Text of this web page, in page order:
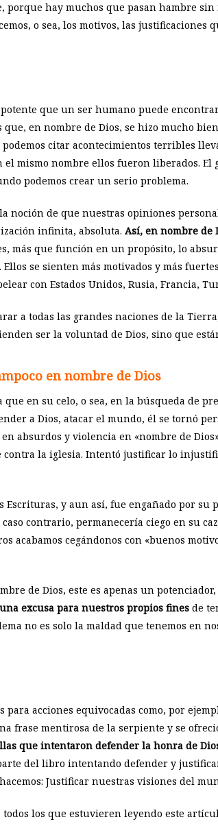
hay muchos que pasan hambre
o sea, los motivos, las justificaciones
que un ser humano puede
en nombre de Dios, se hizo mucho
citar acontecimientos terribles
el mismo nombre ellos fueron liberados.
podemos crear un serio problema.
noción de que nuestras opiniones
infinita, absoluta. Así, en nombre de
más que función en un propósito, lo
se sienten más motivados y más
con Estados Unidos, Rusia, Francia,
a todas las grandes naciones de la
ser la voluntad de Dios, sino que
en nombre de Dios
que en su celo, o sea, en la búsqueda de
a Dios, atacar el mundo, él se tornó
y violencia en «nombre de
la iglesia. Intentó justificar lo
y aun así, fue engañado por su
contrario, permanecería ciego en su
acabamos cegándonos con «buenos
de Dios, este es apenas un potenciador,
excusa para nuestros propios fines de
no es solo la maldad que tenemos en
acciones equivocadas como, por
frase mentirosa de la serpiente y se
que intentaron defender la honra de
del libro intentando defender y
Justificar nuestras visiones del
los que estuvieren leyendo este